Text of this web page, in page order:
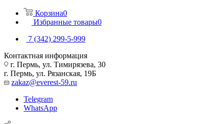
Корзина0
Избранные товары0
7 (342) 299-5-999
Контактная информация
г. Пермь, ул. Тимирязева, 30
г. Пермь, ул. Рязанская, 19Б
zakaz@everest-59.ru
Telegram
WhatsApp